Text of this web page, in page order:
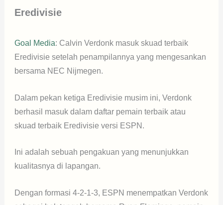
Eredivisie
Goal Media: Calvin Verdonk masuk skuad terbaik
Eredivisie setelah penampilannya yang mengesankan
bersama NEC Nijmegen.
Dalam pekan ketiga Eredivisie musim ini, Verdonk
berhasil masuk dalam daftar pemain terbaik atau
skuad terbaik Eredivisie versi ESPN.
Ini adalah sebuah pengakuan yang menunjukkan
kualitasnya di lapangan.
Dengan formasi 4-2-1-3, ESPN menempatkan Verdonk